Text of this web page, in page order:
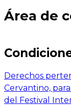
Área de
Derechos
Cervantino,
del Festival